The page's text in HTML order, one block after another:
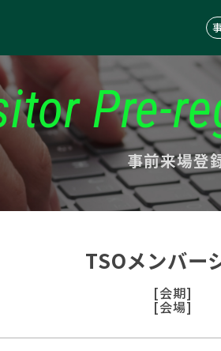
Pre-
事前来場登
TSOメンバー
[会期]
[会場]